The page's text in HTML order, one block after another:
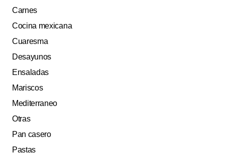
Carnes
Cocina mexicana
Cuaresma
Desayunos
Ensaladas
Mariscos
Mediterraneo
Otras
Pan casero
Pastas